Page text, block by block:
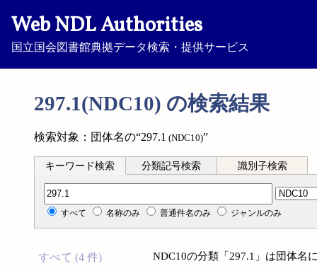
Web NDL Authorities
国立国会図書館典拠データ検索・提供サービス
297.1(NDC10) の検索結果
検索対象：団体名の“297.1 (NDC10)”
キーワード検索 分類記号検索 識別子検索
分類記号検索
すべて 名称のみ 普通件名のみ ジャンルのみ
すべて (4 件)
NDC10の分類「297.1」は団体名